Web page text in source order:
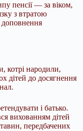
пенсії — за віком,
з втратою
доповнення
котрі народили,
дітей до досягнення
і батько.
вихованням дітей
передбачених